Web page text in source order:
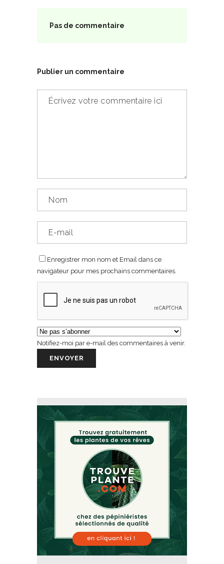
Pas de commentaire
Publier un commentaire
Enregistrer mon nom et Email dans ce
navigateur pour mes prochains commentaires.
Notifiez-moi par e-mail des commentaires à venir.